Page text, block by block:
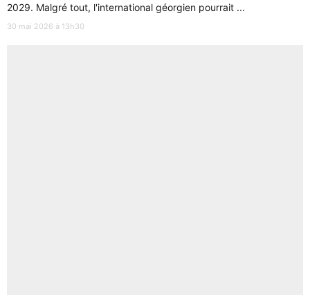
2029. Malgré tout, l'international géorgien pourrait ...
30 mai 2026 à 13h30